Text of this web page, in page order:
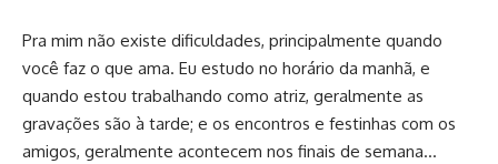
Pra mim não existe dificuldades, principalmente quando
você faz o que ama. Eu estudo no horário da manhã, e
quando estou trabalhando como atriz, geralmente as
gravações são à tarde; e os encontros e festinhas com os
amigos, geralmente acontecem nos finais de semana…